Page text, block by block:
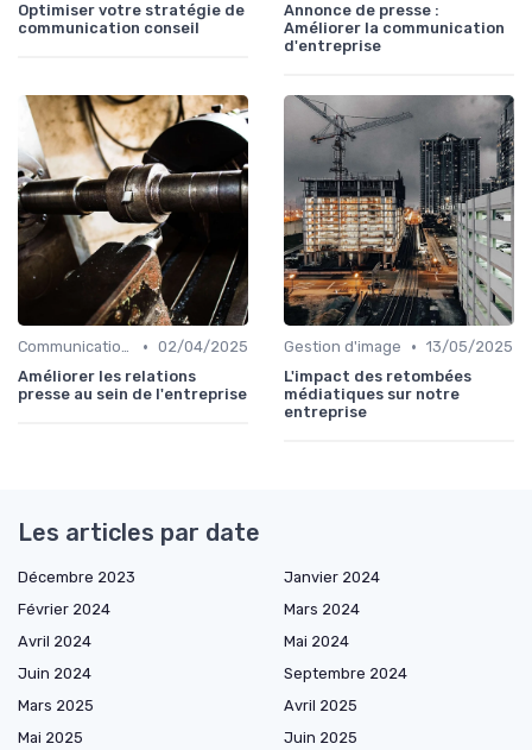
Optimiser votre stratégie de
communication conseil
Annonce de presse :
Améliorer la communication
d'entreprise
Communication interne • 02/04/2025
Améliorer les relations
presse au sein de l'entreprise
Gestion d'image • 13/05/2025
L'impact des retombées
médiatiques sur notre
entreprise
Les articles par date
Décembre 2023
Janvier 2024
Février 2024
Mars 2024
Avril 2024
Mai 2024
Juin 2024
Septembre 2024
Mars 2025
Avril 2025
Mai 2025
Juin 2025